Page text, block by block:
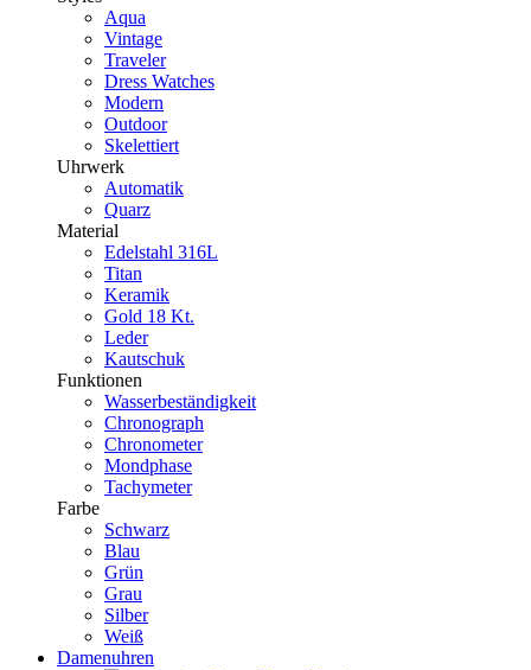
Aqua
Vintage
Traveler
Dress Watches
Modern
Outdoor
Skelettiert
Uhrwerk
Automatik
Quarz
Material
Edelstahl 316L
Titan
Keramik
Gold 18 Kt.
Leder
Kautschuk
Funktionen
Wasserbeständigkeit
Chronograph
Chronometer
Mondphase
Tachymeter
Farbe
Schwarz
Blau
Grün
Grau
Silber
Weiß
Damenuhren